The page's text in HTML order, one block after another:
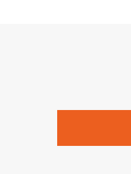
は、本規約の規定が優先して適用さ
1. 「本サービス」とは、当社が提
みます）及びこれらサービスに関
「SEBook」「SEShop」「